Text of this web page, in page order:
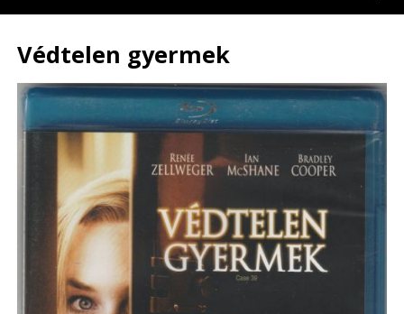
Védtelen gyermek